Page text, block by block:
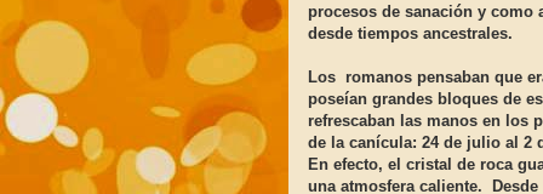
procesos de sanación y como
desde tiempos ancestrales.
Los romanos pensaban que
poseían grandes bloques de
refrescaban las manos en los
de la canícula: 24 de julio al 2
En efecto, el cristal de roca
una atmosfera caliente.